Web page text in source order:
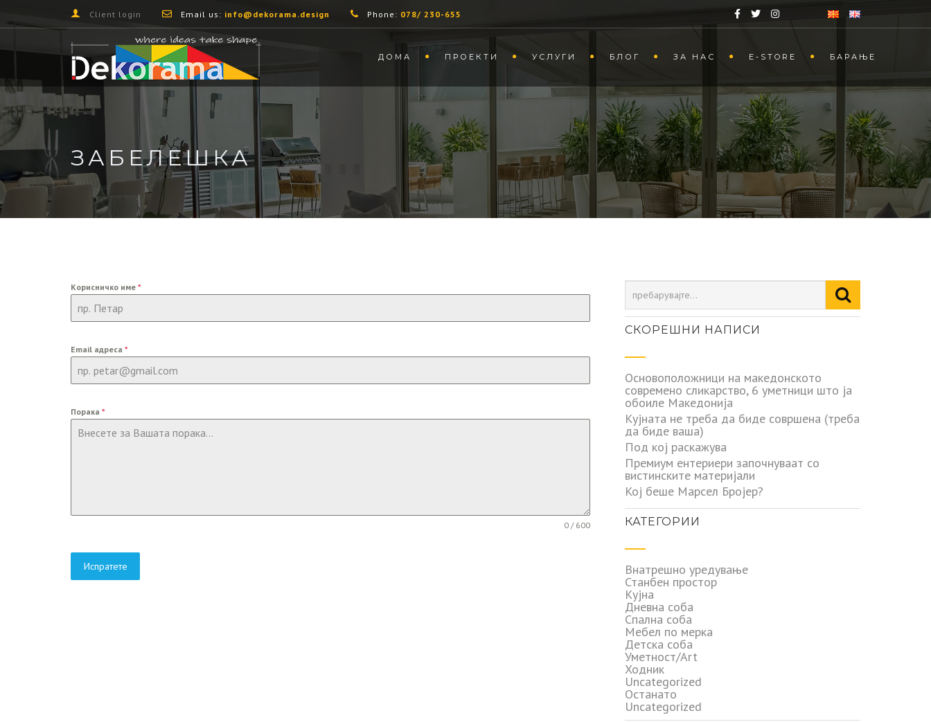
Client login Email us: info@dekorama.design Phone: 078/ 230-655
ДОМА ПРОЕКТИ УСЛУГИ БЛОГ ЗА НАС Е-STORE БАРАЊЕ
ЗАБЕЛЕШКА
Корисничко име *
Email адреса *
Порака *
0 / 600
Испратете
СКОРЕШНИ НАПИСИ
Основоположници на македонското
современо сликарство, 6 уметници што ја
обоиле Македонија
Кујната не треба да биде совршена (треба
да биде ваша)
Под кој раскажува
Премиум ентериери започнуваат со
вистинските материјали
Кој беше Марсел Бројер?
КАТЕГОРИИ
Внатрешно уредување
Станбен простор
Кујна
Дневна соба
Спална соба
Мебел по мерка
Детска соба
Уметност/Art
Ходник
Uncategorized
Останато
Uncategorized